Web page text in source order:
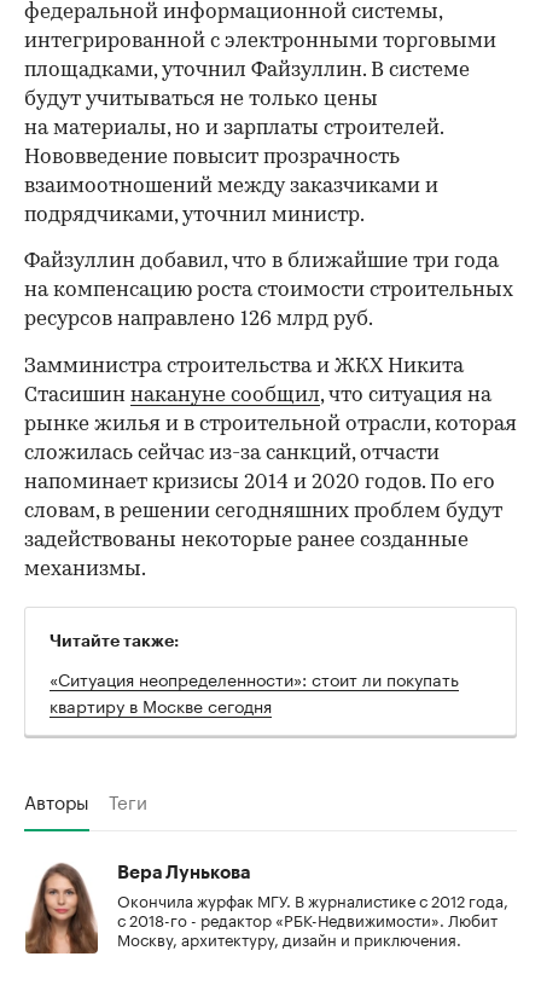
федеральной информационной системы,
интегрированной с электронными торговыми
площадками, уточнил Файзуллин. В системе
будут учитываться не только цены
на материалы, но и зарплаты строителей.
Нововведение повысит прозрачность
взаимоотношений между заказчиками и
подрядчиками, уточнил министр.
Файзуллин добавил, что в ближайшие три года
на компенсацию роста стоимости строительных
ресурсов направлено 126 млрд руб.
Замминистра строительства и ЖКХ Никита
Стасишин накануне сообщил, что ситуация на
рынке жилья и в строительной отрасли, которая
сложилась сейчас из-за санкций, отчасти
напоминает кризисы 2014 и 2020 годов. По его
словам, в решении сегодняшних проблем будут
задействованы некоторые ранее созданные
механизмы.
Читайте также:
«Ситуация неопределенности»: стоит ли покупать
квартиру в Москве сегодня
Авторы Теги
Вера Лунькова
Окончила журфак МГУ. В журналистике с 2012 года,
с 2018-го - редактор «РБК-Недвижимости». Любит
Москву, архитектуру, дизайн и приключения.